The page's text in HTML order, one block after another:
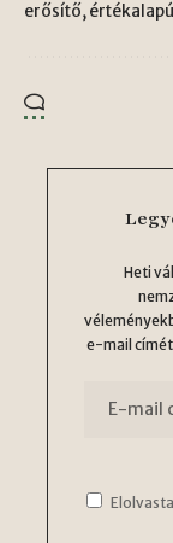
erősítő,
Heti
e-mail